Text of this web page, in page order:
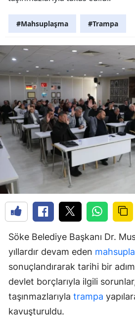
#Mahsuplaşma #Trampa
Söke Belediye Başkanı Dr.
yıllardır devam eden
sonuçlandırarak tarihi bir
devlet borçlarıyla ilgili
taşınmazlarıyla trampa
kavuşturuldu.